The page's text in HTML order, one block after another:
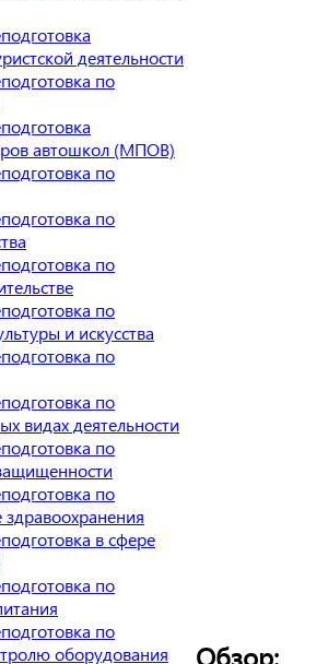
деятельности
по
автошкол (МПОВ)
по
по
по
по
и искусства
по
по
видах деятельности
по
по
в сфере
по
по
оборудования
Обзор: